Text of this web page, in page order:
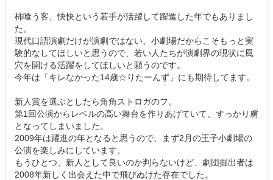
柿喰う客、快快という若手が活躍して躍進した年でもありまし
た。
現代口語演劇だけが演劇ではない、小劇場だからこそもっと実
験的なしてほしいと思うので、若い人たちが演劇界の現状に風
穴を開ける活躍をしてほしいと願うのです。
今年は「キレなかった14歳☆りたーんず」にも期待してます。
新人賞を選ぶとしたら角角ストロガのフ。
第1回公演からレベルの高い舞台を作りあげていて、すっかり虜
となってしまいました。
2009年は躍進の年となると思うので、まず2月の王子小劇場の
公演を楽しみにしています。
もうひとつ、新人として良いのか判らないけど、劇団掘出者は
2008年新しく出会えた中で飛びぬけた存在でした。